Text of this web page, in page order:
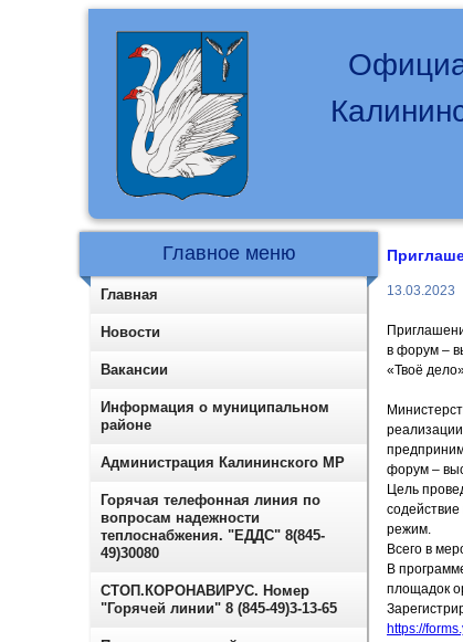
13.03.2023
в форум –
«Твоё
форум –
Цель
режим.
Всего в
В
площадок
https://
Главное меню
Главная
Новости
Вакансии
Информация о муниципальном
районе
Администрация Калининского МР
Горячая телефонная линия по
вопросам надежности
теплоснабжения. "ЕДДС" 8(845-
49)30080
СТОП.КОРОНАВИРУС. Номер
"Горячей линии" 8 (845-49)3-13-65